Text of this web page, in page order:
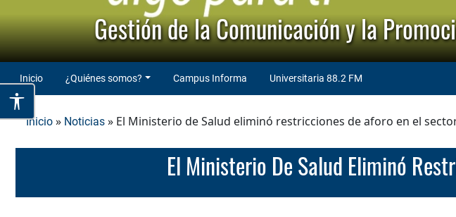
Gestión de la Comunicación y la
Inicio ¿Quiénes somos? Campus Informa Universitaria 88.2 FM
Inicio » Noticias » El Ministerio de Salud eliminó restricciones de aforo en el
El Ministerio De Salud Eliminó